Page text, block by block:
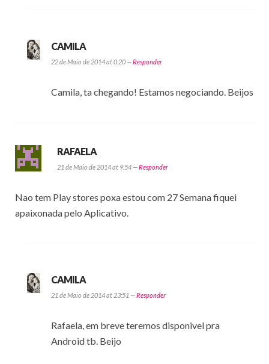
CAMILA
22 de Maio de 2014 at 0:20 —Responder
Camila, ta chegando! Estamos negociando. Beijos
RAFAELA
21 de Maio de 2014 at 9:54 —Responder
Nao tem Play stores poxa estou com 27 Semana fiquei
apaixonada pelo Aplicativo.
CAMILA
21 de Maio de 2014 at 23:51 —Responder
Rafaela, em breve teremos disponivel pra
Android tb. Beijo